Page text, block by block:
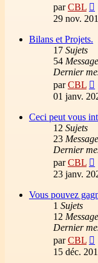
parCBL
29 nov.
Bilans et Projets.
17 Sujets
54
Dernier
parCBL
01 janv.
Ceci peut vous
12 Sujets
23
Dernier
parCBL
23 janv.
Vous pouvez
1 Sujets
12
Dernier
parCBL
15 déc.